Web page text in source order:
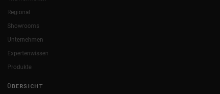
Regional
Showrooms
Unternehmen
Expertenwissen
Produkte
ÜBERSICHT